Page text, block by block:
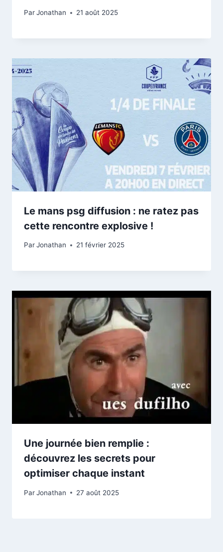
ParJonathan 21 août 2025
Le mans psg diffusion : ne ratez pas
cette rencontre explosive !
ParJonathan 21 février 2025
Une journée bien remplie :
découvrez les secrets pour
optimiser chaque instant
ParJonathan 27 août 2025